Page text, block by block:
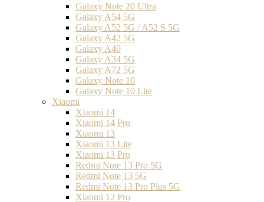
Galaxy Note 20 Ultra
Galaxy A54 5G
Galaxy A52 5G / A52 S 5G
Galaxy A42 5G
Galaxy A40
Galaxy A34 5G
Galaxy A72 5G
Galaxy Note 10
Galaxy Note 10 Lite
Xiaomi
Xiaomi 14
Xiaomi 14 Pro
Xiaomi 13
Xiaomi 13 Lite
Xiaomi 13 Pro
Redmi Note 13 Pro 5G
Redmi Note 13 5G
Redmi Note 13 Pro Plus 5G
Xiaomi 12 Pro